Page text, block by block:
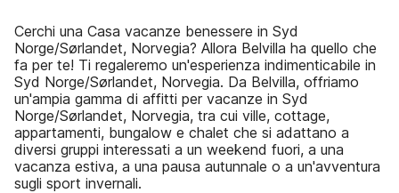
Cerchi una Casa vacanze benessere in Syd
Norge/Sørlandet, Norvegia? Allora Belvilla ha quello che
fa per te! Ti regaleremo un'esperienza indimenticabile in
Syd Norge/Sørlandet, Norvegia. Da Belvilla, offriamo
un'ampia gamma di affitti per vacanze in Syd
Norge/Sørlandet, Norvegia, tra cui ville, cottage,
appartamenti, bungalow e chalet che si adattano a
diversi gruppi interessati a un weekend fuori, a una
vacanza estiva, a una pausa autunnale o a un'avventura
sugli sport invernali.